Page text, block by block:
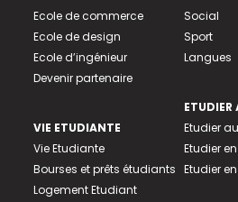
Ecole de commerce
Ecole de design
Ecole d’ingénieur
Devenir partenaire
VIE ETUDIANTE
Vie Etudiante
Bourses et prêts étudiants
Logement Etudiant
Social
Sport
Langues
ETUDIER
Etudier
Etudier
Etudier